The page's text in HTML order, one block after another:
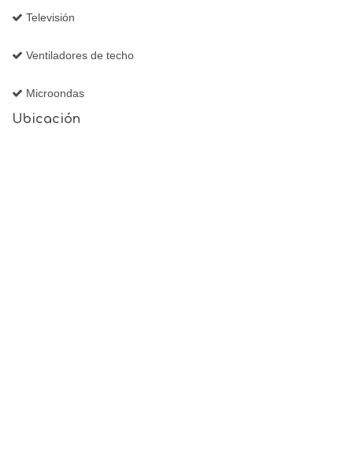
Televisión
Ventiladores de techo
Microondas
Ubicación